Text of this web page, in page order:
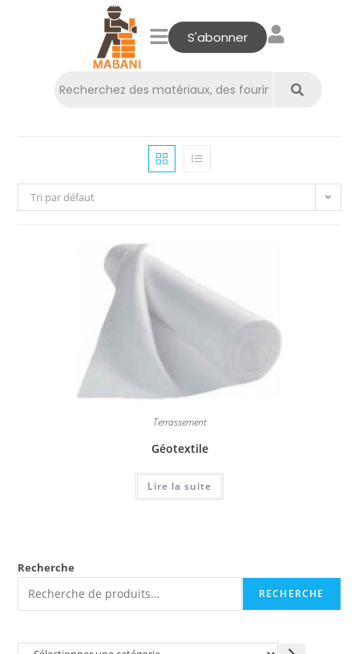
S'abonner
Tri par défaut
Terrassement
Géotextile
Lire la suite
Recherche
RECHERCHE